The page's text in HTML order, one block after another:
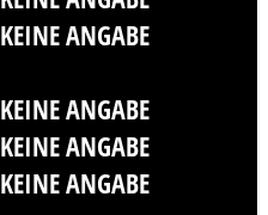
KEINE ANGABE
KEINE ANGABE
KEINE ANGABE
KEINE ANGABE